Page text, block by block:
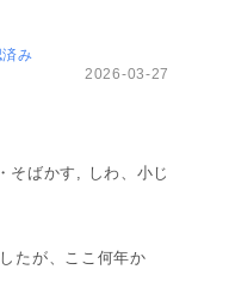
み
2026-03-27
そばかす, しわ、小じ
たが、ここ何年か